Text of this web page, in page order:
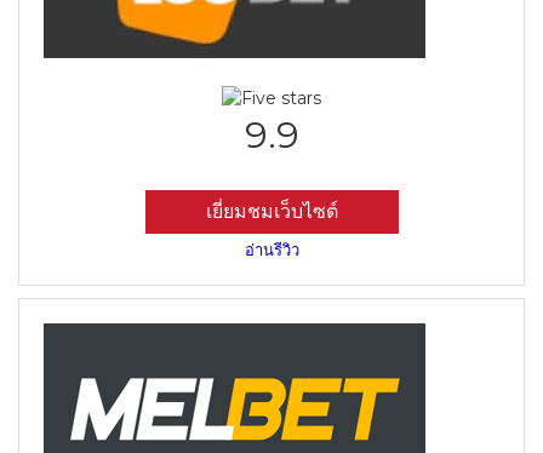
9.9
เยี่ยมชมเว็บไซต์
อ่านรีวิว